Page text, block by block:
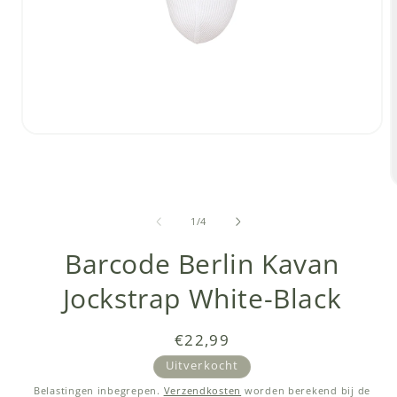
1 /van
4
Barcode Berlin Kavan
Jockstrap White-Black
Normale
prijs
€22,99
Uitverkocht
Belastingen inbegrepen. Verzendkosten worden berekend bij de